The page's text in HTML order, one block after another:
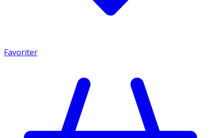
Favoriter